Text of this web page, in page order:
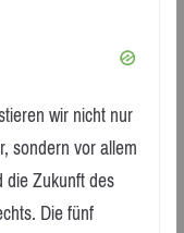
wir nicht nur
sondern vor allem
Zukunft des
Die fünf